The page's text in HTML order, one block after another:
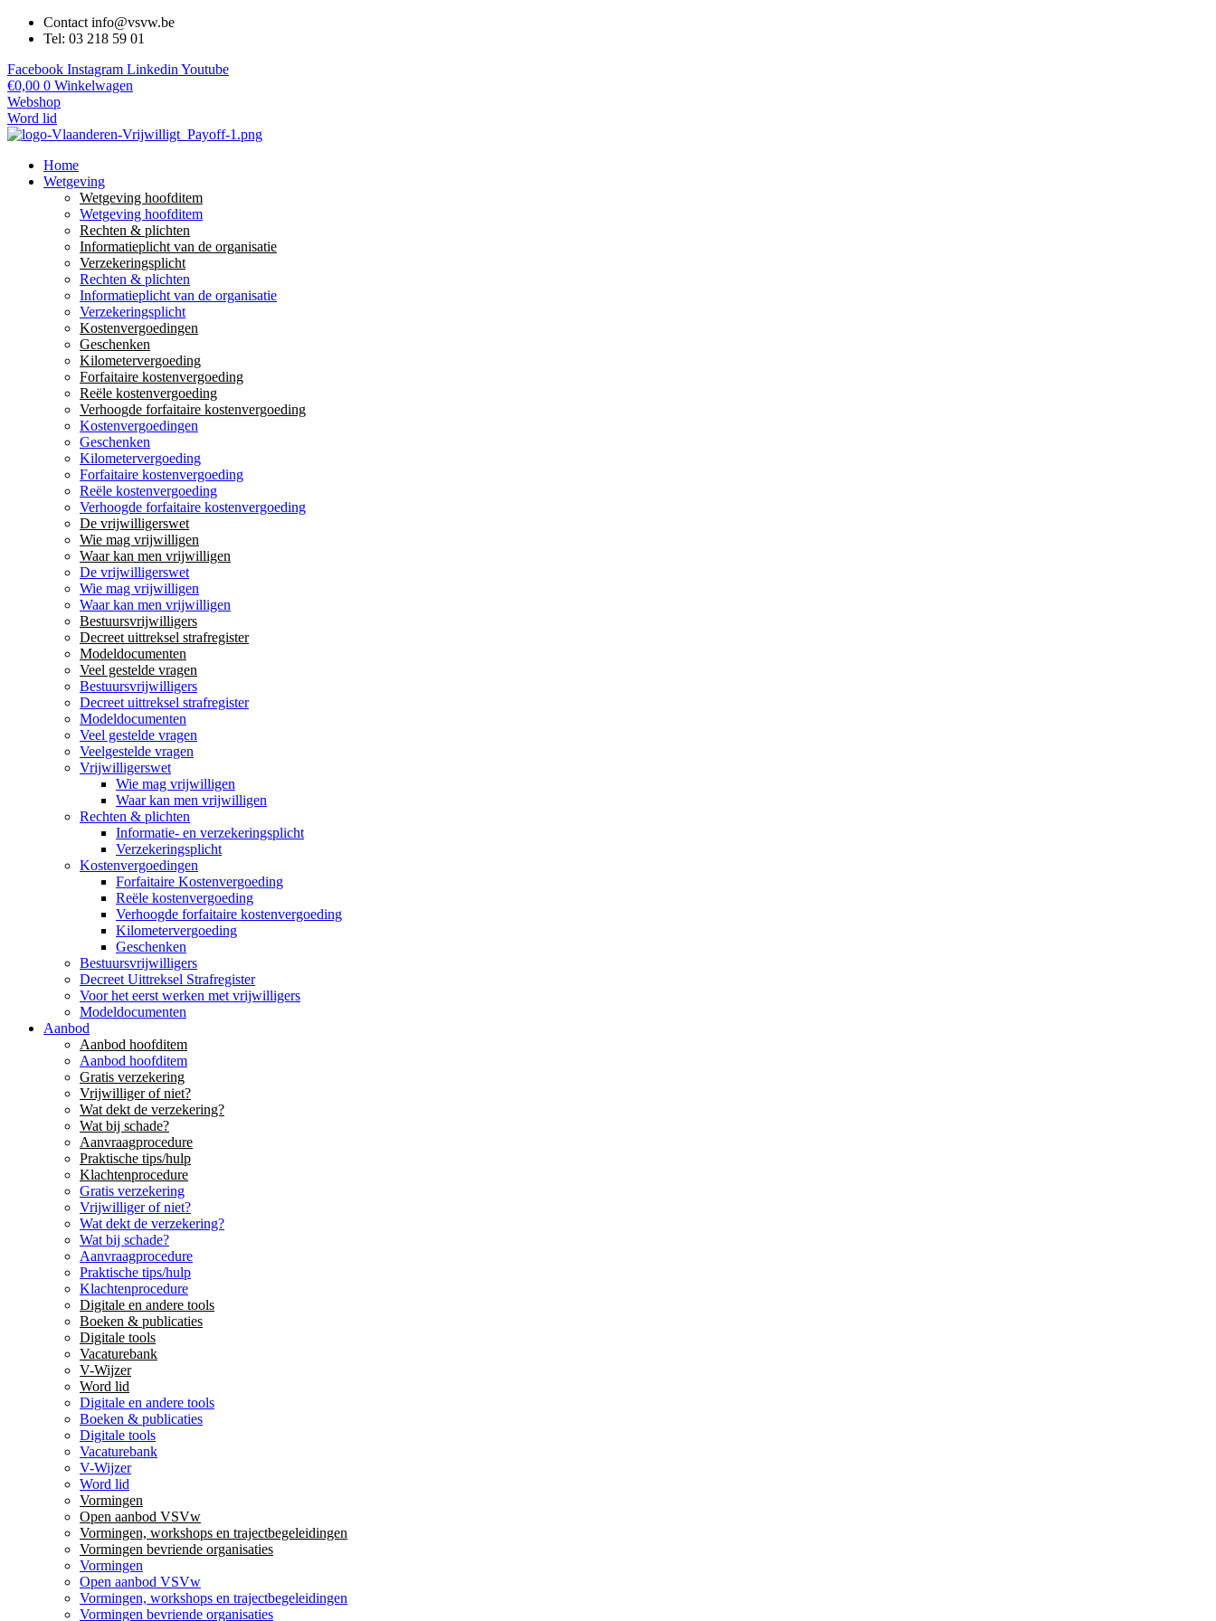
Contact info@vsvw.be
Tel: 03 218 59 01
Facebook Instagram Linkedin Youtube
€0,00 0 Winkelwagen
Webshop
Word lid
Home
Wetgeving
Wetgeving hoofditem
Wetgeving hoofditem
Rechten & plichten
Informatieplicht van de organisatie
Verzekeringsplicht
Rechten & plichten
Informatieplicht van de organisatie
Verzekeringsplicht
Kostenvergoedingen
Geschenken
Kilometervergoeding
Forfaitaire kostenvergoeding
Reële kostenvergoeding
Verhoogde forfaitaire kostenvergoeding
Kostenvergoedingen
Geschenken
Kilometervergoeding
Forfaitaire kostenvergoeding
Reële kostenvergoeding
Verhoogde forfaitaire kostenvergoeding
De vrijwilligerswet
Wie mag vrijwilligen
Waar kan men vrijwilligen
De vrijwilligerswet
Wie mag vrijwilligen
Waar kan men vrijwilligen
Bestuursvrijwilligers
Decreet uittreksel strafregister
Modeldocumenten
Veel gestelde vragen
Bestuursvrijwilligers
Decreet uittreksel strafregister
Modeldocumenten
Veel gestelde vragen
Veelgestelde vragen
Vrijwilligerswet
Wie mag vrijwilligen
Waar kan men vrijwilligen
Rechten & plichten
Informatie- en verzekeringsplicht
Verzekeringsplicht
Kostenvergoedingen
Forfaitaire Kostenvergoeding
Reële kostenvergoeding
Verhoogde forfaitaire kostenvergoeding
Kilometervergoeding
Geschenken
Bestuursvrijwilligers
Decreet Uittreksel Strafregister
Voor het eerst werken met vrijwilligers
Modeldocumenten
Aanbod
Aanbod hoofditem
Aanbod hoofditem
Gratis verzekering
Vrijwilliger of niet?
Wat dekt de verzekering?
Wat bij schade?
Aanvraagprocedure
Praktische tips/hulp
Klachtenprocedure
Gratis verzekering
Vrijwilliger of niet?
Wat dekt de verzekering?
Wat bij schade?
Aanvraagprocedure
Praktische tips/hulp
Klachtenprocedure
Digitale en andere tools
Boeken & publicaties
Digitale tools
Vacaturebank
V-Wijzer
Word lid
Digitale en andere tools
Boeken & publicaties
Digitale tools
Vacaturebank
V-Wijzer
Word lid
Vormingen
Open aanbod VSVw
Vormingen, workshops en trajectbegeleidingen
Vormingen bevriende organisaties
Vormingen
Open aanbod VSVw
Vormingen, workshops en trajectbegeleidingen
Vormingen bevriende organisaties